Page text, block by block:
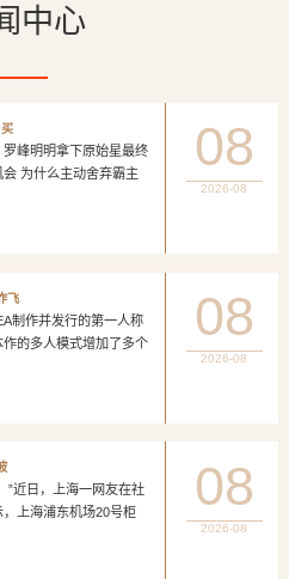
中心
明明拿下原始星最终
为什么主动舍弃霸主
08
2026-08
飞
作并发行的第一人称
的多人模式增加了多个
08
2026-08
日，上海一网友在社
上海浦东机场20号柜
08
2026-08